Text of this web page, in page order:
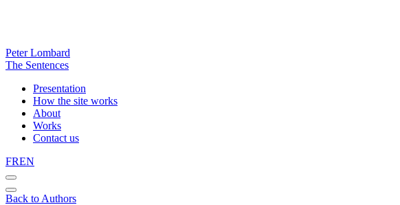
Peter Lombard
The Sentences
Presentation
How the site works
About
Works
Contact us
FREN
Back to Authors